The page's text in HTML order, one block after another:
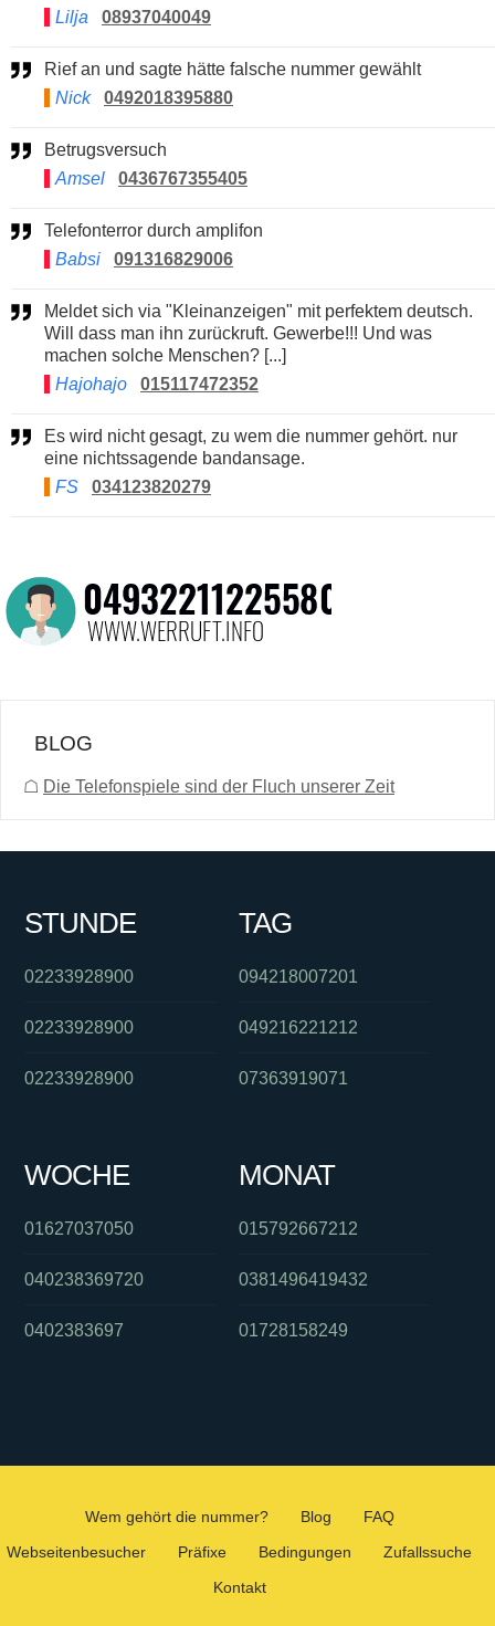
Lilja
08937040049
Rief an und sagte hätte falsche nummer gewählt
Nick
0492018395880
Betrugsversuch
Amsel
0436767355405
Telefonterror durch amplifon
Babsi
091316829006
Meldet sich via "Kleinanzeigen" mit perfektem deutsch.
Will dass man ihn zurückruft. Gewerbe!!! Und was
machen solche Menschen? [...]
Hajohajo
015117472352
Es wird nicht gesagt, zu wem die nummer gehört. nur
eine nichtssagende bandansage.
FS
034123820279
BLOG
☖ Die Telefonspiele sind der Fluch unserer Zeit
STUNDE
02233928900
02233928900
02233928900
TAG
094218007201
049216221212
07363919071
WOCHE
01627037050
040238369720
0402383697
MONAT
015792667212
0381496419432
01728158249
Wem gehört die nummer? Blog
FAQ
Webseitenbesucher
Präfixe Bedingungen
Zufallssuche
Kontakt